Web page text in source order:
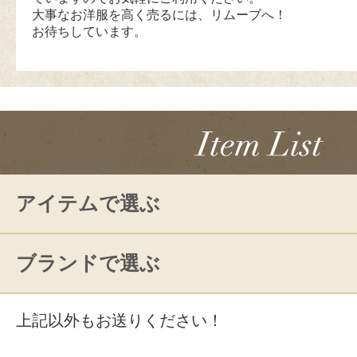
大事なお洋服を高く売るには、リムーブへ！
お待ちしています。
アイテムで選ぶ
ブランドで選ぶ
上記以外もお送りください！